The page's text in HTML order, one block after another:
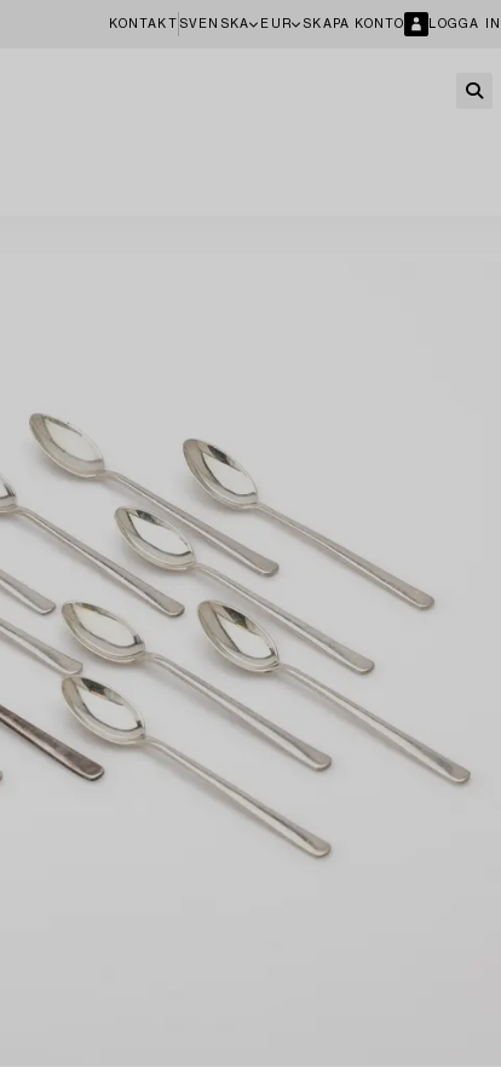
KONTAKT SVENSKA EUR SKAPA KONTO LOGGA IN